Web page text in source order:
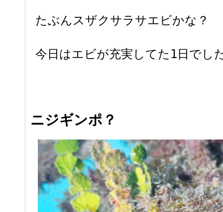
たぶんスザクサラサエビかな？
今日はエビが充実してた1日でし
ニジギンポ？